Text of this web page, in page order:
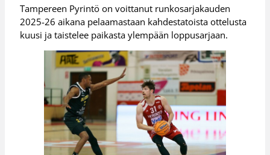
Tampereen Pyrintö on voittanut runkosarjakauden
2025-26 aikana pelaamastaan kahdestatoista ottelusta
kuusi ja taistelee paikasta ylempään loppusarjaan.